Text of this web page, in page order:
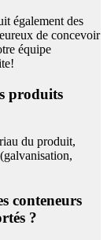
également des
de concevoir
équipe
produits
du produit,
conteneurs
?